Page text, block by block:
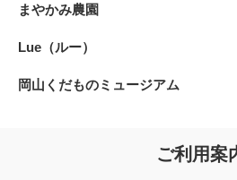
まやかみ農園
Lue（ルー）
岡山くだものミュージアム
ご利用案